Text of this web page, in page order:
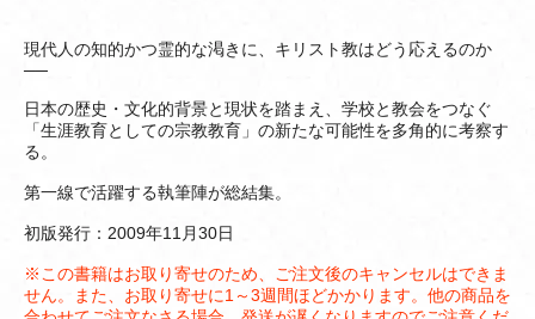
現代人の知的かつ霊的な渇きに、キリスト教はどう応えるのか
──
日本の歴史・文化的背景と現状を踏まえ、学校と教会をつなぐ
「生涯教育としての宗教教育」の新たな可能性を多角的に考察す
る。
第一線で活躍する執筆陣が総結集。
初版発行：2009年11月30日
※この書籍はお取り寄せのため、ご注文後のキャンセルはできま
せん。また、お取り寄せに1～3週間ほどかかります。他の商品を